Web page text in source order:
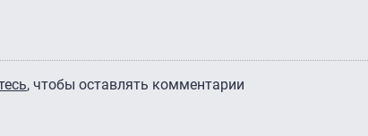
, чтобы оставлять комментарии